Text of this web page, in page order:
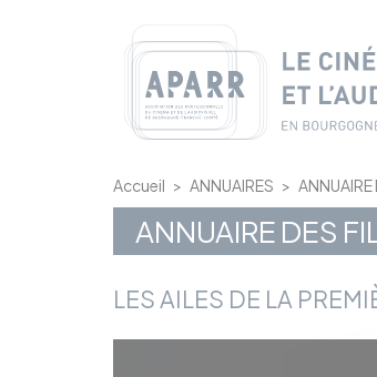
Accueil > ANNUAIRES > ANNUAIRE
ANNUAIRE DES
LES AILES DE LA